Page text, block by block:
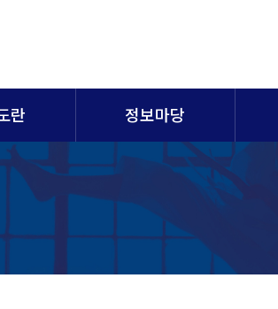
란 정보마당